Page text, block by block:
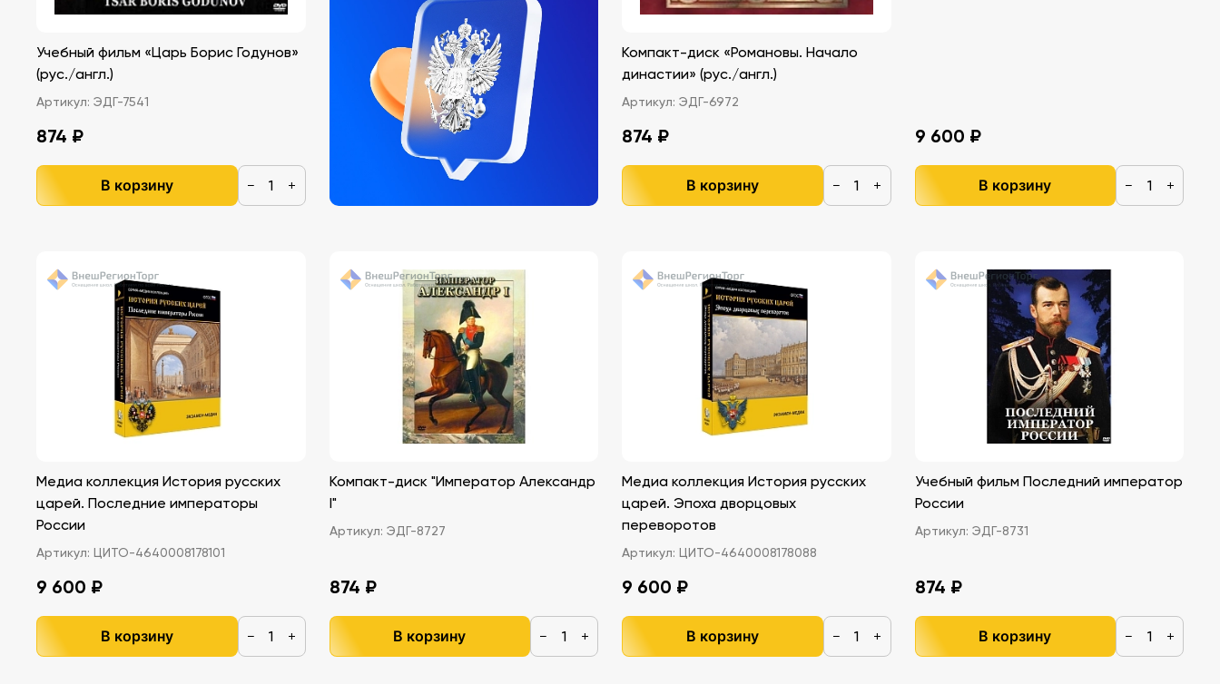
Учебный фильм «Царь Борис Годунов»
(рус./англ.)
Артикул: ЭДГ-7541
874 ₽
В корзину − +
Компакт-диск «Романовы. Начало
династии» (рус./англ.)
Артикул: ЭДГ-6972
874 ₽
В корзину − +
9 600 ₽
В корзину − +
Медиа коллекция История русских
царей. Последние императоры
России
Артикул: ЦИТО-4640008178101
9 600 ₽
В корзину − +
Компакт-диск "Император Александр
I"
Артикул: ЭДГ-8727
874 ₽
В корзину − +
Медиа коллекция История русских
царей. Эпоха дворцовых
переворотов
Артикул: ЦИТО-4640008178088
9 600 ₽
В корзину − +
Учебный фильм Последний император
России
Артикул: ЭДГ-8731
874 ₽
В корзину − +